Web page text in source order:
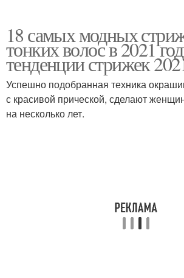
волосы
Волосы с челкой Года
18 самых модных
тонких волос в 2021
тенденции стрижек
Успешно подобранная техника
с красивой прической, сделают
на несколько лет.